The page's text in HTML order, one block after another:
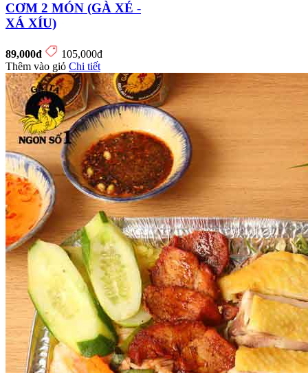
CƠM 2 MÓN (GÀ XÉ -
XÁ XÍU)
89,000đ
105,000đ
Thêm vào giỏ Chi tiết